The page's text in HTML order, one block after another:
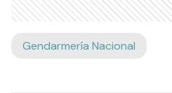
Gendarmería Nacional